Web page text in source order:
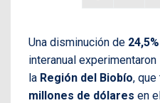
Una disminución de 24,5%
interanual experimentaron
la Región del Biobío,
millones de dólares en